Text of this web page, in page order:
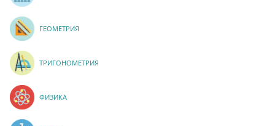
ГЕОМЕТРИЯ
ТРИГОНОМЕТРИЯ
ФИЗИКА